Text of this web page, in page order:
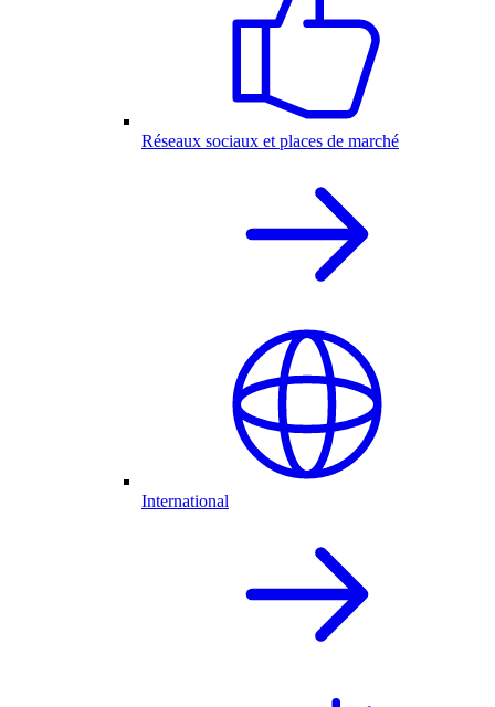
Réseaux sociaux et places de marché
International